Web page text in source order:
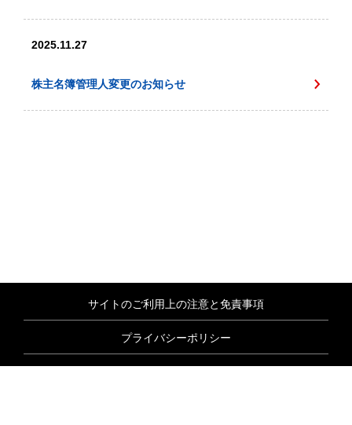
2025.11.27
株主名簿管理人変更のお知らせ
サイトのご利用上の注意と免責事項
プライバシーポリシー